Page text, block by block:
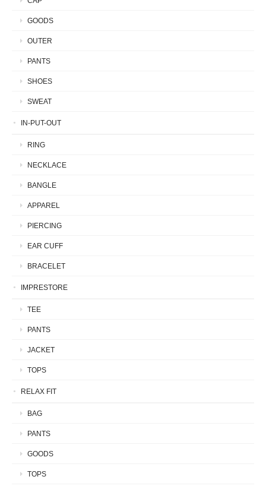
GOODS
OUTER
PANTS
SHOES
SWEAT
IN-PUT-OUT
RING
NECKLACE
BANGLE
APPAREL
PIERCING
EAR CUFF
BRACELET
IMPRESTORE
TEE
PANTS
JACKET
TOPS
RELAX FIT
BAG
PANTS
GOODS
TOPS